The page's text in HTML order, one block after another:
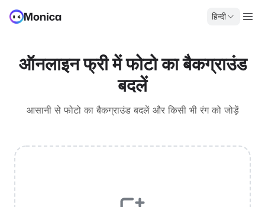
हिन्दी
ऑनलाइन फ्री में फोटो का बैकग्राउंड
बदलें
आसानी से फोटो का बैकग्राउंड बदलें और किसी भी रंग को जोड़ें